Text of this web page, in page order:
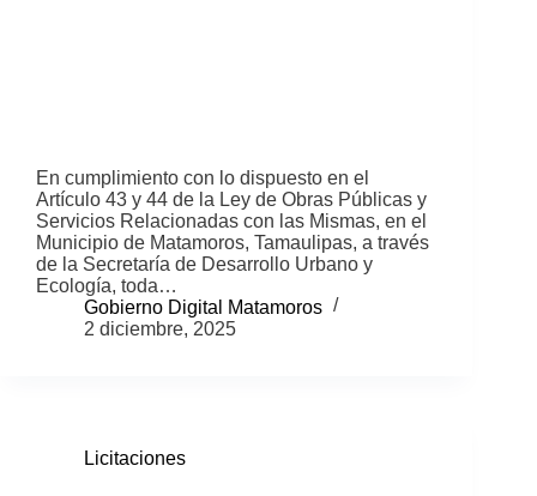
En cumplimiento con lo dispuesto en el
Artículo 43 y 44 de la Ley de Obras Públicas y
Servicios Relacionadas con las Mismas, en el
Municipio de Matamoros, Tamaulipas, a través
de la Secretaría de Desarrollo Urbano y
Ecología, toda…
Gobierno Digital Matamoros
2 diciembre, 2025
Licitaciones